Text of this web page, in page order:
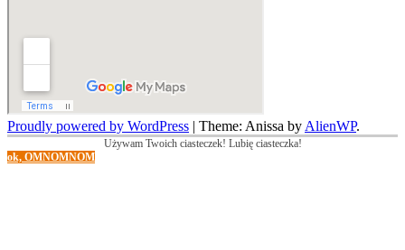
Proudly powered by WordPress | Theme: Anissa by AlienWP.
Używam Twoich ciasteczek! Lubię ciasteczka!
ok, OMNOMNOM